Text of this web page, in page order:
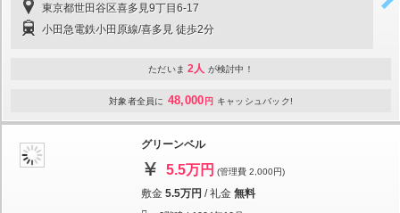
東京都世田谷区喜多見9丁目6-17
小田急電鉄小田原線/喜多見 徒歩2分
ただいま 2人 が検討中！
対象者全員に 48,000 円 キャッシュバック!
グリーンベル
5.5万円 (管理費 2,000円)
敷金 5.5万円 /礼金 無料